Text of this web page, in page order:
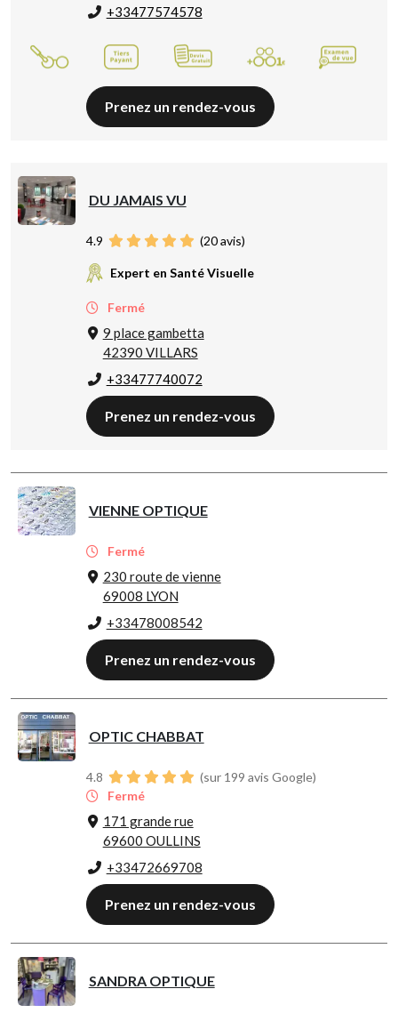
+33477574578
Prenez un rendez-vous
DU JAMAIS VU
4.9 (20avis)
Expert en Santé Visuelle
Fermé
9 place gambetta
42390 VILLARS
+33477740072
Prenez un rendez-vous
VIENNE OPTIQUE
Fermé
230 route de vienne
69008 LYON
+33478008542
Prenez un rendez-vous
OPTIC CHABBAT
4.8
(sur 199 avis Google)
Fermé
171 grande rue
69600 OULLINS
+33472669708
Prenez un rendez-vous
SANDRA OPTIQUE